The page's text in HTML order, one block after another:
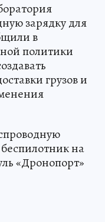
зарядку для
в
политики
грузов и
на
«Дронопорт»